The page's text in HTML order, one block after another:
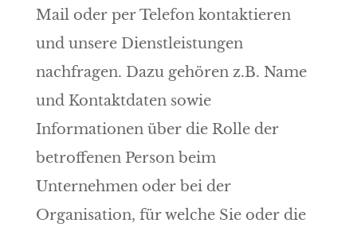
Mail oder per Telefon kontaktieren
und unsere Dienstleistungen
nachfragen. Dazu gehören z.B. Name
und Kontaktdaten sowie
Informationen über die Rolle der
betroffenen Person beim
Unternehmen oder bei der
Organisation, für welche Sie oder die